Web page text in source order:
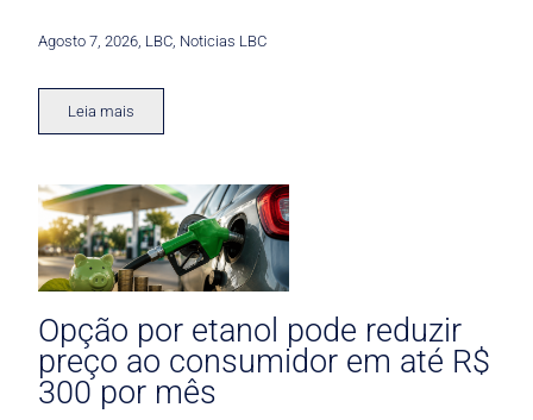
Agosto 7, 2026 LBC Noticias LBC
Leia mais
Opção por etanol pode reduzir
preço ao consumidor em até R$
300 por mês